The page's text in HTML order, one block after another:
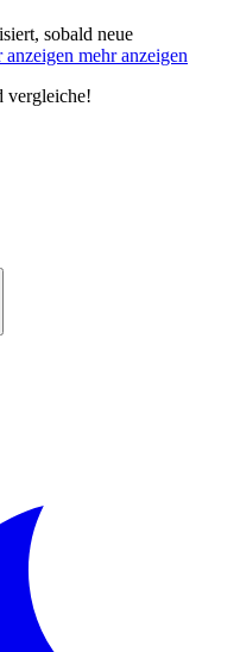
sobald neue
anzeigen mehr anzeigen
vergleiche!